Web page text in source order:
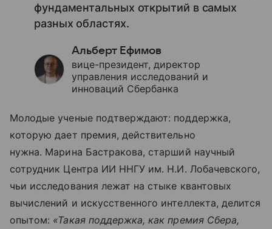
фундаментальных открытий в самых
разных областях.
Альберт Ефимов
вице-президент, директор
управления исследований и
инноваций Сбербанка
Молодые ученые подтверждают: поддержка,
которую дает премия, действительно
нужна. Марина Бастракова, старший научный
сотрудник Центра ИИ ННГУ им. Н.И. Лобачевского,
чьи исследования лежат на стыке квантовых
вычислений и искусственного интеллекта, делится
опытом: «Такая поддержка, как премия Сбера,